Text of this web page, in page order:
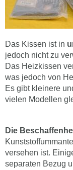
Das Kissen ist in
jedoch nicht zu
Das Heizkissen
was jedoch von
Es gibt kleinere
vielen Modellen
Die
versehen ist.
separaten Bezug